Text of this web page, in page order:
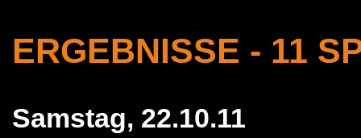
ERGEBNISSE - 11
Samstag, 22.10.11